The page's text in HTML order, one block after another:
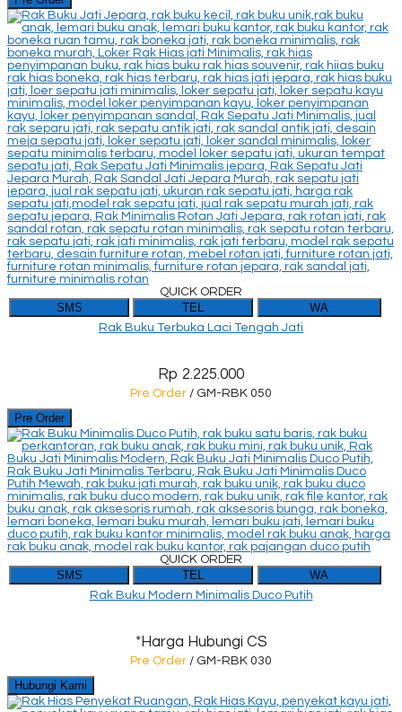
QUICK ORDER
SMS TEL WA
Rak Buku Terbuka Laci Tengah Jati
Rp 2.225.000
Pre Order / GM-RBK 050
Pre Order
QUICK ORDER
SMS TEL WA
Rak Buku Modern Minimalis Duco Putih
*Harga Hubungi CS
Pre Order / GM-RBK 030
Hubungi Kami